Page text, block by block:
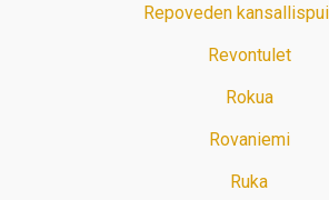
Repoveden
Revontulet
Rokua
Rovaniemi
Ruka